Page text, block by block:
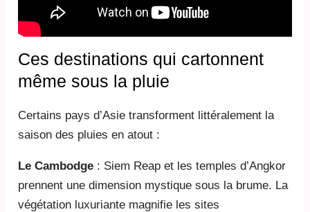
Ces destinations qui cartonnent
même sous la pluie
Certains pays d’Asie transforment littéralement la
saison des pluies en atout :
Le Cambodge : Siem Reap et les temples d’Angkor
prennent une dimension mystique sous la brume. La
végétation luxuriante magnifie les sites